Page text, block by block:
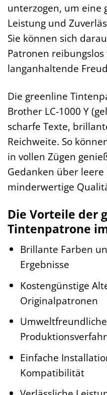
unterzogen, um eine
Leistung und
Sie können sich
Patronen
langanhaltende
Die greenline
Brother LC-1000 Y
scharfe Texte,
Reichweite. So
in vollen Zügen
Gedanken über
minderwertige
Die Vorteile der
Tintenpatrone
Brillante Farben
Ergebnisse
Kostengünstige
Originalpatronen
Einfache
Kompatibilität